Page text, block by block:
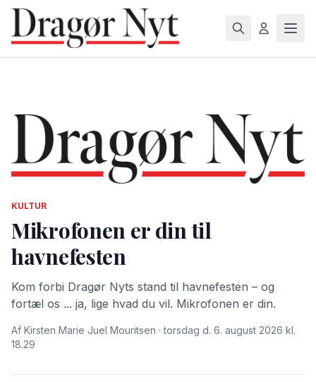
KULTUR
Mikrofonen er din til
havnefesten
Kom forbi Dragør Nyts stand til havnefesten – og
fortæl os ... ja, lige hvad du vil. Mikrofonen er din.
Af Kirsten Marie Juel Mouritsen · torsdag d. 6. august 2026 kl.
18.29